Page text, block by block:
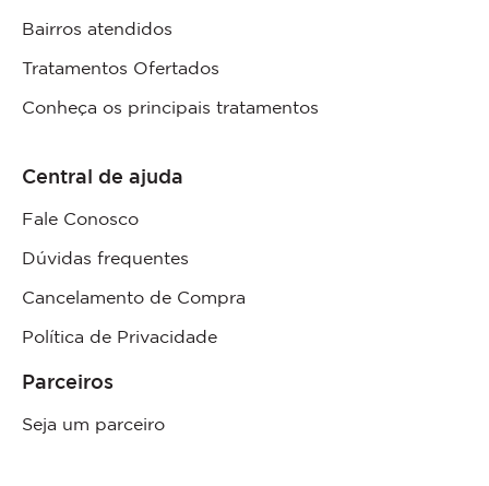
Bairros atendidos
Tratamentos Ofertados
Conheça os principais tratamentos
Central de ajuda
Fale Conosco
Dúvidas frequentes
Cancelamento de Compra
Política de Privacidade
Parceiros
Seja um parceiro